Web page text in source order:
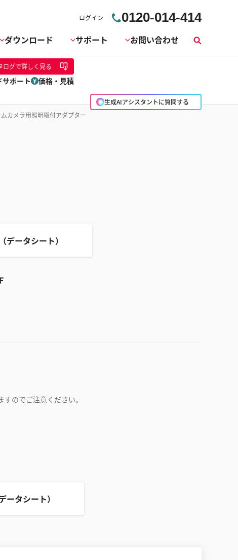
ログイン 0120-014-414
ダウンロード サポート お問い合わせ
索
生成AIアシスタントに質問する
ログで詳しく見る
サポート 価格・見積
カメラ用照明取付アダプター
データシート）
のでご注意ください。
ータシート）